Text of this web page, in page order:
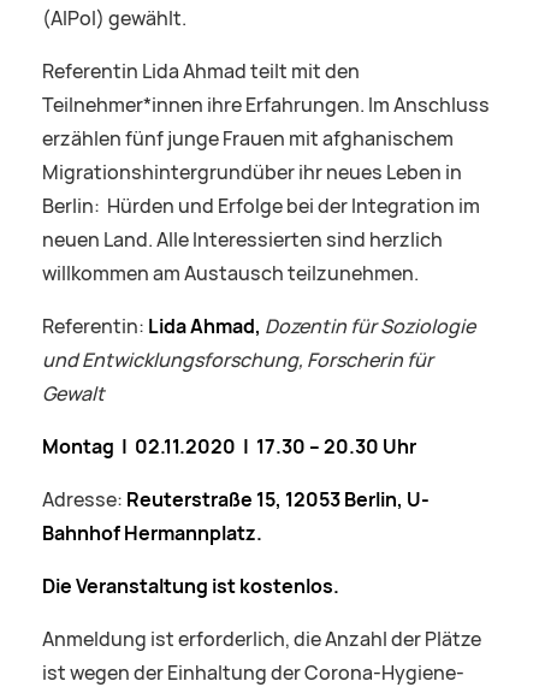
(AIPol) gewählt.
Referentin Lida Ahmad teilt mit den
Teilnehmer*innen ihre Erfahrungen. Im Anschluss
erzählen fünf junge Frauen mit afghanischem
Migrationshintergrundüber ihr neues Leben in
Berlin: Hürden und Erfolge bei der Integration im
neuen Land. Alle Interessierten sind herzlich
willkommen am Austausch teilzunehmen.
Referentin: Lida Ahmad, Dozentin für Soziologie
und Entwicklungsforschung, Forscherin für
Gewalt
Montag | 02.11.2020 | 17.30 – 20.30 Uhr
Adresse: Reuterstraße 15, 12053 Berlin, U-
Bahnhof Hermannplatz.
Die Veranstaltung ist kostenlos.
Anmeldung ist erforderlich, die Anzahl der Plätze
ist wegen der Einhaltung der Corona-Hygiene-